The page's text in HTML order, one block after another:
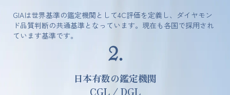
GIAは世界基準の鑑定機関として4C評価を定義し、ダイヤモン
ド品質判断の共通基準となっています。現在も各国で採用され
ています基準です。
2.
日本有数の鑑定機関
CGL / DGL